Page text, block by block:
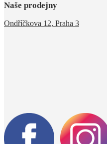
Naše prodejny
Ondříčkova 12, Praha 3